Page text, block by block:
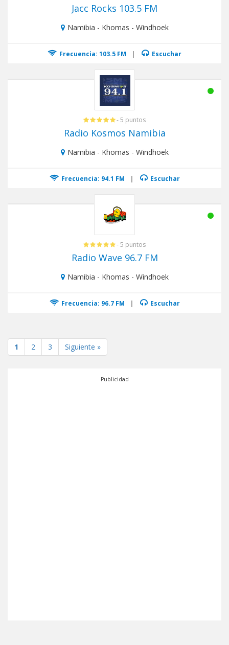
Jacc Rocks 103.5 FM
Namibia - Khomas - Windhoek
Frecuencia: 103.5 FM | Escuchar
- 5 puntos
Radio Kosmos Namibia
Namibia - Khomas - Windhoek
Frecuencia: 94.1 FM | Escuchar
- 5 puntos
Radio Wave 96.7 FM
Namibia - Khomas - Windhoek
Frecuencia: 96.7 FM | Escuchar
1 2 3 Siguiente »
Publicidad